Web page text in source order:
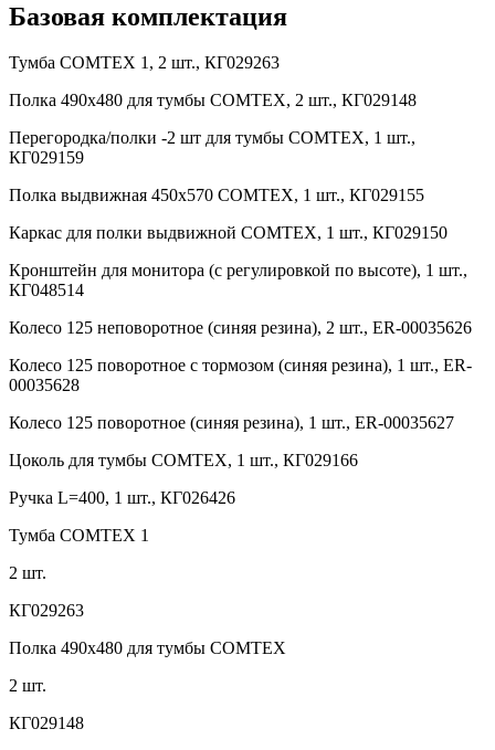
Базовая комплектация
Тумба COMTEX 1, 2 шт., КГ029263
Полка 490х480 для тумбы COMTEX, 2 шт., КГ029148
Перегородка/полки -2 шт для тумбы COMTEX, 1 шт.,
КГ029159
Полка выдвижная 450х570 COMTEX, 1 шт., КГ029155
Каркас для полки выдвижной COMTEX, 1 шт., КГ029150
Кронштейн для монитора (с регулировкой по высоте), 1 шт.,
КГ048514
Колесо 125 неповоротное (синяя резина), 2 шт., ER-00035626
Колесо 125 поворотное с тормозом (синяя резина), 1 шт., ER-
00035628
Колесо 125 поворотное (синяя резина), 1 шт., ER-00035627
Цоколь для тумбы COMTEX, 1 шт., КГ029166
Ручка L=400, 1 шт., КГ026426
Тумба COMTEX 1
2 шт.
КГ029263
Полка 490х480 для тумбы COMTEX
2 шт.
КГ029148